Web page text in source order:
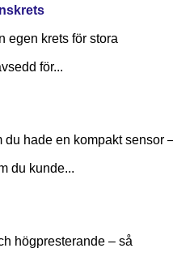
egen krets för stora
för...
hade en kompakt sensor
du kunde...
högpresterande – så